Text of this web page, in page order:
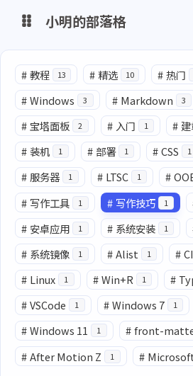
博客
网盘
小明的部落格
#教程 13 # 精选 10 #热门
#Windows 3 # Markdown 3
# 宝塔面板 2 # 入门 1 #
# 装机 1 # 部署 1 #CSS 1
#服务器 1 # LTSC 1 #
# 写作工具 1 # 写作技巧 1
# 安卓应用 1 # 系统安装 1
# 系统镜像 1 # Alist 1 #
# Linux 1 # Win+R 1 #
#VSCode 1 # Windows 7 1
#Windows 11 1 # front-
#After Motion Z 1 #